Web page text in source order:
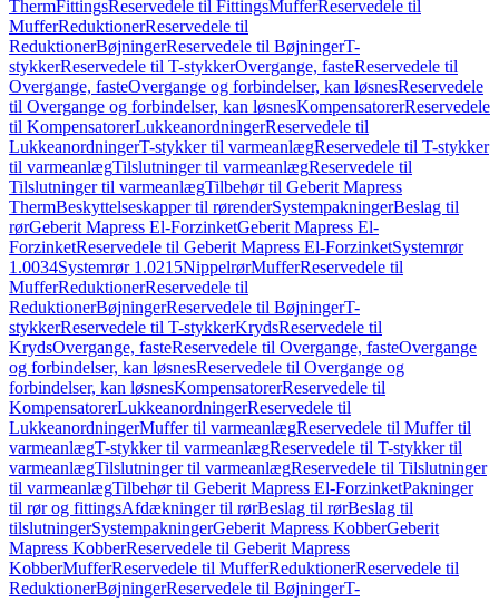
ThermFittingsReservedele til FittingsMufferReservedele til
MufferReduktionerReservedele til
ReduktionerBøjningerReservedele til BøjningerT-
stykkerReservedele til T-stykkerOvergange, fasteReservedele til
Overgange, fasteOvergange og forbindelser, kan løsnesReservedele
til Overgange og forbindelser, kan løsnesKompensatorerReservedele
til KompensatorerLukkeanordningerReservedele til
LukkeanordningerT-stykker til varmeanlægReservedele til T-stykker
til varmeanlægTilslutninger til varmeanlægReservedele til
Tilslutninger til varmeanlægTilbehør til Geberit Mapress
ThermBeskyttelseskapper til rørenderSystempakningerBeslag til
rørGeberit Mapress El-ForzinketGeberit Mapress El-
ForzinketReservedele til Geberit Mapress El-ForzinketSystemrør
1.0034Systemrør 1.0215NippelrørMufferReservedele til
MufferReduktionerReservedele til
ReduktionerBøjningerReservedele til BøjningerT-
stykkerReservedele til T-stykkerKrydsReservedele til
KrydsOvergange, fasteReservedele til Overgange, fasteOvergange
og forbindelser, kan løsnesReservedele til Overgange og
forbindelser, kan løsnesKompensatorerReservedele til
KompensatorerLukkeanordningerReservedele til
LukkeanordningerMuffer til varmeanlægReservedele til Muffer til
varmeanlægT-stykker til varmeanlægReservedele til T-stykker til
varmeanlægTilslutninger til varmeanlægReservedele til Tilslutninger
til varmeanlægTilbehør til Geberit Mapress El-ForzinketPakninger
til rør og fittingsAfdækninger til rørBeslag til rørBeslag til
tilslutningerSystempakningerGeberit Mapress KobberGeberit
Mapress KobberReservedele til Geberit Mapress
KobberMufferReservedele til MufferReduktionerReservedele til
ReduktionerBøjningerReservedele til BøjningerT-